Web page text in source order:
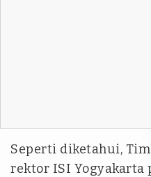
Seperti diketahui,
rektor ISI Yogyakarta